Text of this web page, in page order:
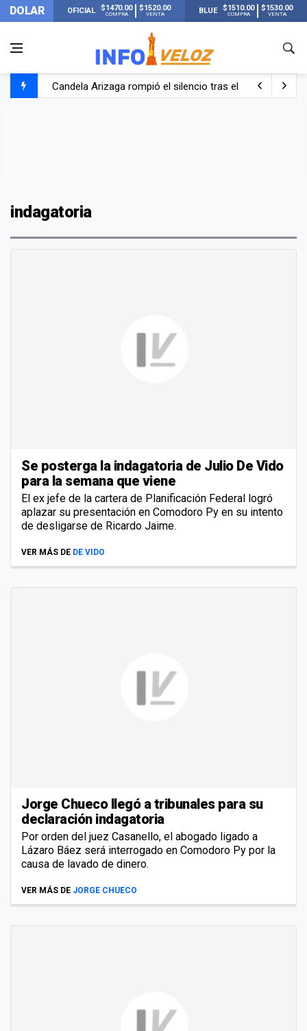
DOLAR OFICIAL $1470.00
COMPRA
$1520.00
VENTA BLUE $1510.00
COMPRA
$1530.00
VENTA
Candela Arizaga rompió el silencio tras el incidente con
indagatoria
Se posterga la indagatoria de Julio De Vido
para la semana que viene
El ex jefe de la cartera de Planificación Federal logró
aplazar su presentación en Comodoro Py en su intento
de desligarse de Ricardo Jaime.
VER MÁS DE DE VIDO
Jorge Chueco llegó a tribunales para su
declaración indagatoria
Por orden del juez Casanello, el abogado ligado a
Lázaro Báez será interrogado en Comodoro Py por la
causa de lavado de dinero.
VER MÁS DE JORGE CHUECO